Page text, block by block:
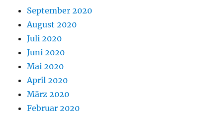
September 2020
August 2020
Juli 2020
Juni 2020
Mai 2020
April 2020
März 2020
Februar 2020